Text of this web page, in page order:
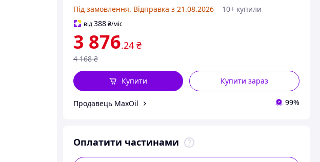
Під замовлення. Відправка з 21.08.2026
10+ купили
від388 ₴/міс
3 876.24 ₴
4 168 ₴
Купити зараз
Купити
Продавець MaxOil 99%
Оплатити частинами